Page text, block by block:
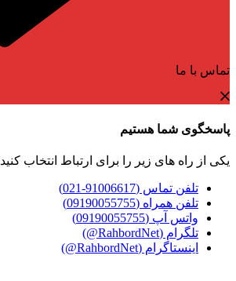
تماس با ما
پاسخگوی شما هستیم
یکی از راه های زیر را برای ارتباط انتخاب کنید
تلفن تماس (91006617-021)
تلفن همراه (09190055755)
واتس آپ (09190055755)
تلگرام (RahbordNet@)
اینستاگرام (RahbordNet@)